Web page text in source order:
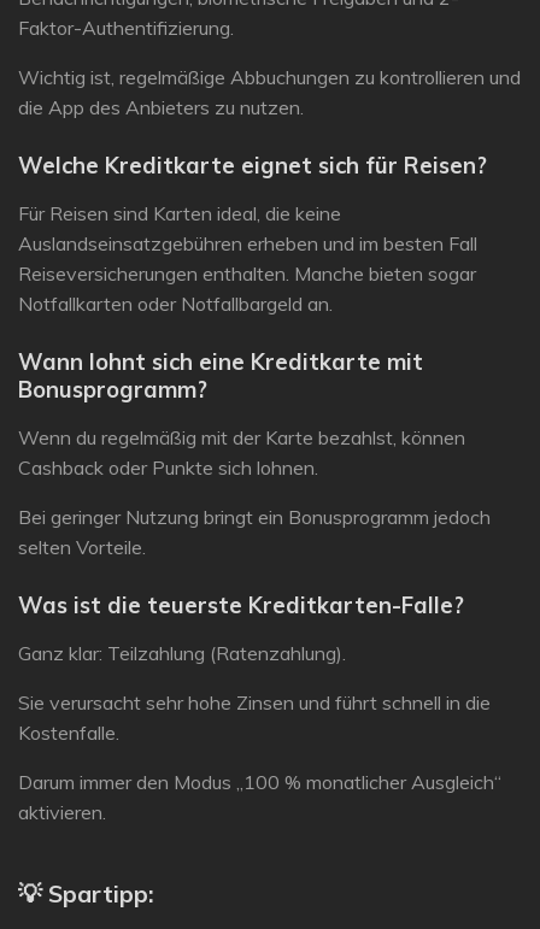
Faktor-Authentifizierung.
Wichtig ist, regelmäßige Abbuchungen zu kontrollieren und
die App des Anbieters zu nutzen.
Welche Kreditkarte eignet sich für Reisen?
Für Reisen sind Karten ideal, die keine
Auslandseinsatzgebühren erheben und im besten Fall
Reiseversicherungen enthalten. Manche bieten sogar
Notfallkarten oder Notfallbargeld an.
Wann lohnt sich eine Kreditkarte mit
Bonusprogramm?
Wenn du regelmäßig mit der Karte bezahlst, können
Cashback oder Punkte sich lohnen.
Bei geringer Nutzung bringt ein Bonusprogramm jedoch
selten Vorteile.
Was ist die teuerste Kreditkarten-Falle?
Ganz klar: Teilzahlung (Ratenzahlung).
Sie verursacht sehr hohe Zinsen und führt schnell in die
Kostenfalle.
Darum immer den Modus „100 % monatlicher Ausgleich“
aktivieren.
💡 Spartipp: